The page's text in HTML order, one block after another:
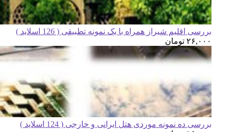
بررسی اقلیم شیراز همراه با یک نمونه تطبیقی ( 126 اسلاید )
۲۶,۰۰۰ تومان
بررسی ده نمونه موردی هتل ایرانی و خارجی ( 124 اسلاید )